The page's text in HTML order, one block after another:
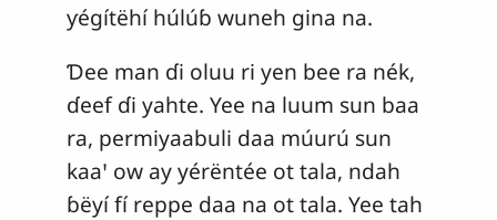
ƴégítëhí húlúɓ wuneh gina na.
Ɗee man ɗi oluu ri yen bee ra nék,
ɗeef ɗi yahte. Yee na luum sun baa
ra, permiyaabuli daa múurú sun
kaaꞌ ow ay yérëntée ot tala, ndah
ɓëyí fí reppe daa na ot tala. Yee tah